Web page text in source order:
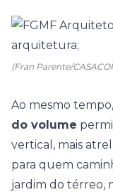
(Fran Parente/
Ao mesmo
do volume
vertical, mais
para quem
jardim do térreo,